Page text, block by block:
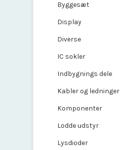
Byggesæt
Display
Diverse
IC sokler
Indbygnings dele
Kabler og ledninger
Komponenter
Lodde udstyr
Lysdioder